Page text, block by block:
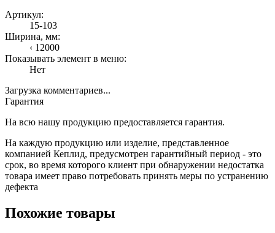
Артикул:
15-103
Ширина, мм:
‹ 12000
Показывать элемент в меню:
Нет
Загрузка комментариев...
Гарантия
На всю нашу продукцию предоставляется гарантия.
На каждую продукцию или изделие, представленное
компанией Кеплид, предусмотрен гарантийный период - это
срок, во время которого клиент при обнаружении недостатка
товара имеет право потребовать принять меры по устранению
дефекта
Похожие товары